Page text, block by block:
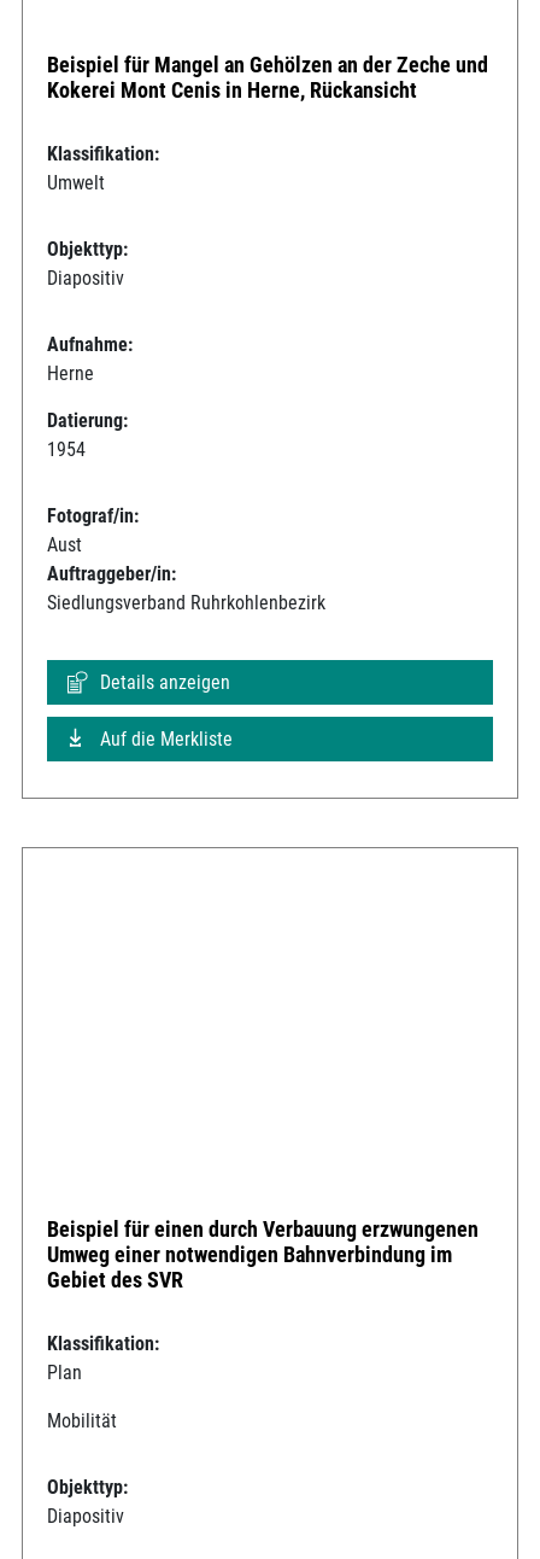
Beispiel für Mangel an Gehölzen an der Zeche und
Kokerei Mont Cenis in Herne, Rückansicht
Klassifikation:
Umwelt
Objekttyp:
Diapositiv
Aufnahme:
Herne
Datierung:
1954
Fotograf/in:
Aust
Auftraggeber/in:
Siedlungsverband Ruhrkohlenbezirk
Details anzeigen
Auf die Merkliste
Beispiel für einen durch Verbauung erzwungenen
Umweg einer notwendigen Bahnverbindung im
Gebiet des SVR
Klassifikation:
Plan
Mobilität
Objekttyp:
Diapositiv